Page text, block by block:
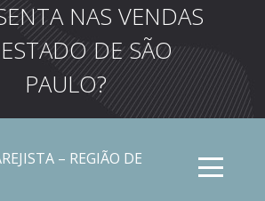
NAS VENDAS
DE SÃO
PAULO?
– REGIÃO DE